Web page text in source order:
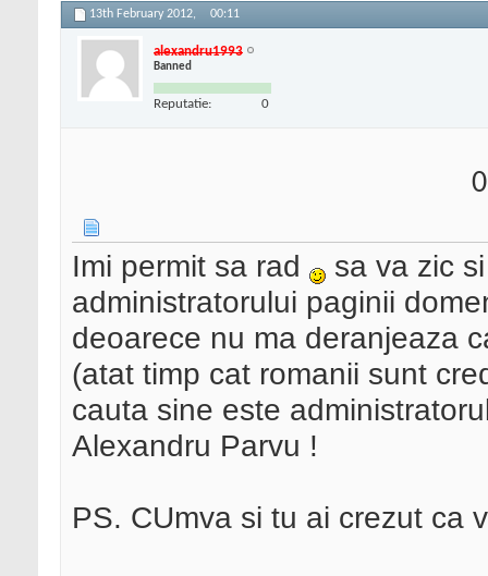
13th February 2012, 00:11
alexandru1993
Banned
Reputatie: 0
Imi permit sa rad
sa va zic
administratorului paginii
deoarece nu ma deranjeaza
(atat timp cat romanii sunt
cauta sine este
Alexandru Parvu !
PS. CUmva si tu ai crezut ca